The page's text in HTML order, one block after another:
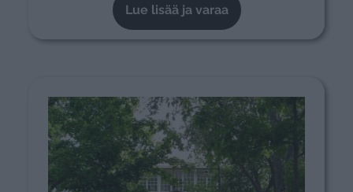
Lue lisää ja varaa